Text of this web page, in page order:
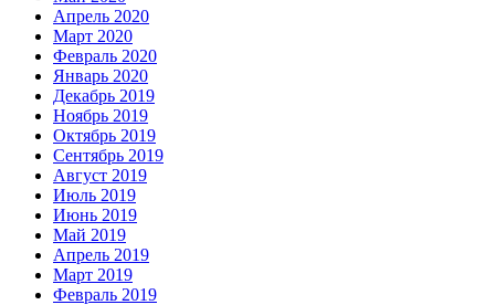
Апрель 2020
Март 2020
Февраль 2020
Январь 2020
Декабрь 2019
Ноябрь 2019
Октябрь 2019
Сентябрь 2019
Август 2019
Июль 2019
Июнь 2019
Май 2019
Апрель 2019
Март 2019
Февраль 2019